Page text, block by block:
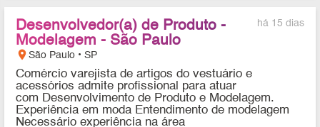
há 15 dias
Desenvolvedor(a) de Produto -
Modelagem - São Paulo
location_onSão Paulo • SP
Comércio varejista de artigos do vestuário e
acessórios admite profissional para atuar
com Desenvolvimento de Produto e Modelagem.
Experiência em moda Entendimento de modelagem
Necessário experiência na área